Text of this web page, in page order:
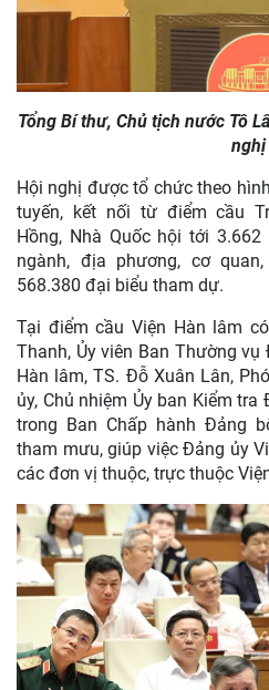
Tổng Bí thư, Chủ tịch nước Tô
nghị
Hội nghị được tổ chức theo
tuyến, kết nối từ điểm cầu
Hồng, Nhà Quốc hội tới
ngành, địa phương, cơ
568.380 đại biểu tham dự.
Tại điểm cầu Viện Hàn lâm
Thanh, Ủy viên Ban Thường vụ
Hàn lâm, TS. Đỗ Xuân Lân,
ủy, Chủ nhiệm Ủy ban Kiểm
trong Ban Chấp hành Đảng
tham mưu, giúp việc Đảng ủy
các đơn vị thuộc, trực thuộc